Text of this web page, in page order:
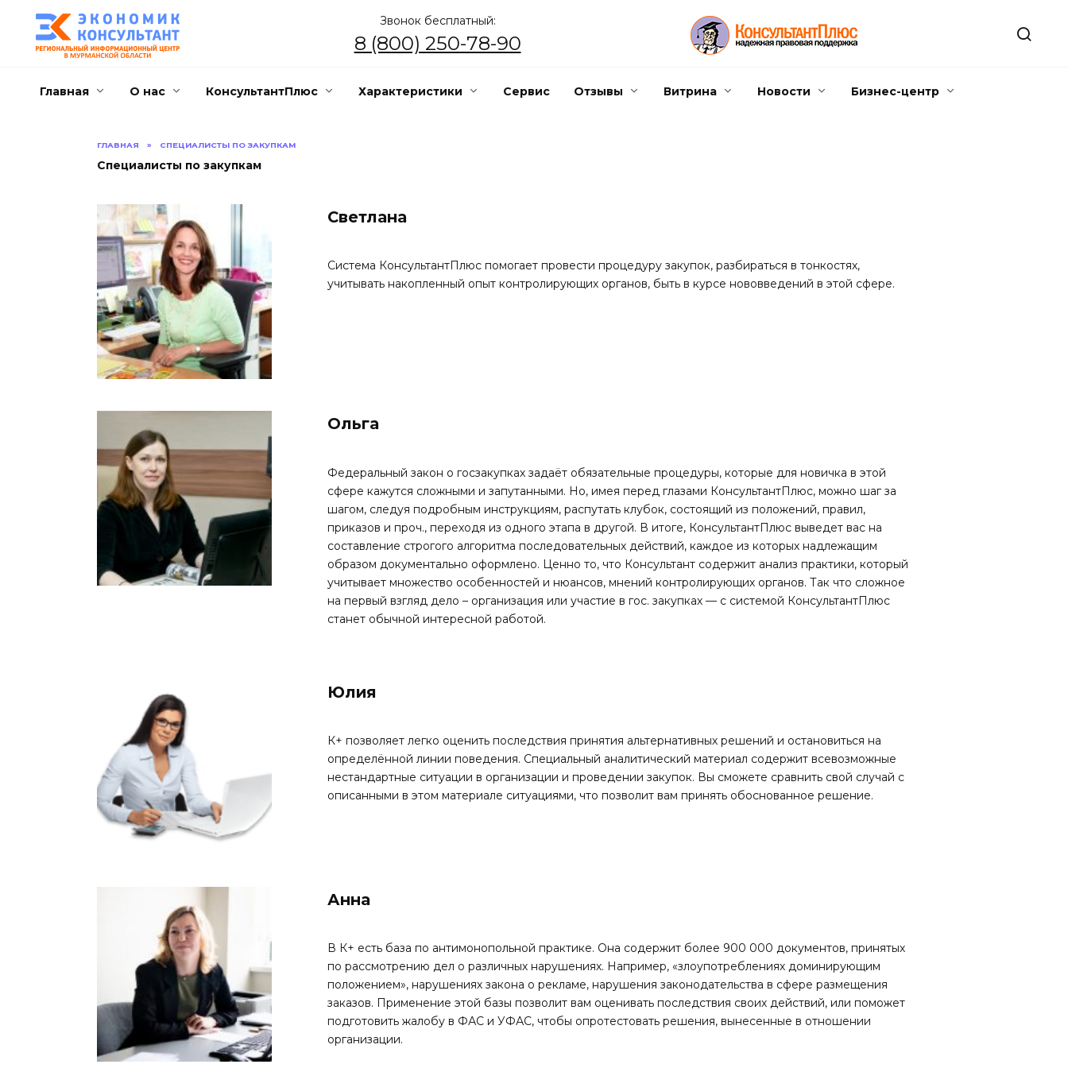
содержанию
Звонок бесплатный:
8 (800) 250-78-90
Главная О нас КонсультантПлюс Характеристики Сервис Отзывы Витрина Новости Бизнес-центр
ГЛАВНАЯ » СПЕЦИАЛИСТЫ ПО ЗАКУПКАМ
Специалисты по закупкам
Светлана
Система КонсультантПлюс помогает провести процедуру закупок, разбираться в тонкостях,
учитывать накопленный опыт контролирующих органов, быть в курсе нововведений в этой сфере.
Ольга
Федеральный закон о госзакупках задаёт обязательные процедуры, которые для новичка в этой
сфере кажутся сложными и запутанными. Но, имея перед глазами КонсультантПлюс, можно шаг за
шагом, следуя подробным инструкциям, распутать клубок, состоящий из положений, правил,
приказов и проч., переходя из одного этапа в другой. В итоге, КонсультантПлюс выведет вас на
составление строгого алгоритма последовательных действий, каждое из которых надлежащим
образом документально оформлено. Ценно то, что Консультант содержит анализ практики, который
учитывает множество особенностей и нюансов, мнений контролирующих органов. Так что сложное
на первый взгляд дело – организация или участие в гос. закупках — с системой КонсультантПлюс
станет обычной интересной работой.
Юлия
К+ позволяет легко оценить последствия принятия альтернативных решений и остановиться на
определённой линии поведения. Специальный аналитический материал содержит всевозможные
нестандартные ситуации в организации и проведении закупок. Вы сможете сравнить свой случай с
описанными в этом материале ситуациями, что позволит вам принять обоснованное решение.
Анна
В К+ есть база по антимонопольной практике. Она содержит более 900 000 документов, принятых
по рассмотрению дел о различных нарушениях. Например, «злоупотреблениях доминирующим
положением», нарушениях закона о рекламе, нарушения законодательства в сфере размещения
заказов. Применение этой базы позволит вам оценивать последствия своих действий, или поможет
подготовить жалобу в ФАС и УФАС, чтобы опротестовать решения, вынесенные в отношении
организации.